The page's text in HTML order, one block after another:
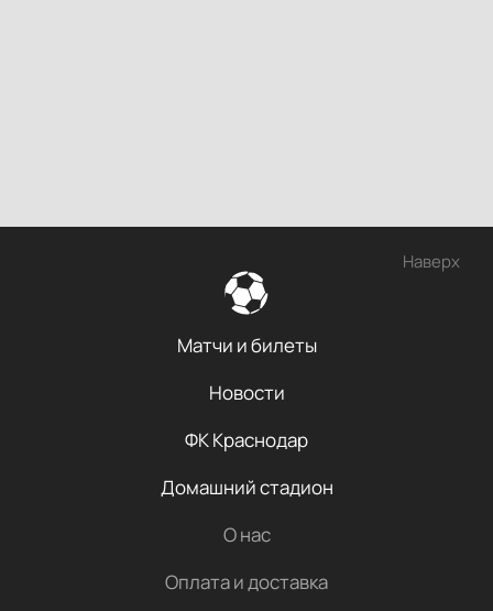
Наверх
Матчи и билеты
Новости
ФК Краснодар
Домашний стадион
О нас
Оплата и доставка